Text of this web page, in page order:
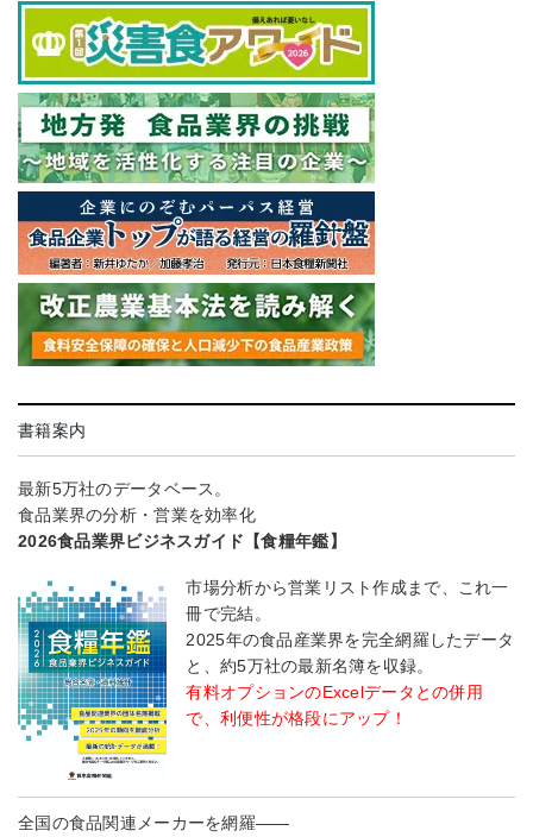
書籍案内
最新5万社のデータベース。
食品業界の分析・営業を効率化
2026食品業界ビジネスガイド【食糧年鑑】
市場分析から営業リスト作成まで、これ一
冊で完結。
2025年の食品産業界を完全網羅したデータ
と、約5万社の最新名簿を収録。
有料オプションのExcelデータとの併用
で、利便性が格段にアップ！
全国の食品関連メーカーを網羅――